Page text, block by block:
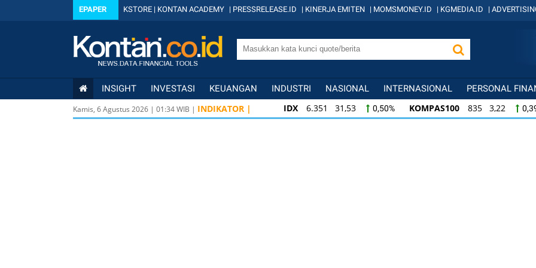
EPAPER KSTORE | KONTAN ACADEMY | PRESSRELEASE.ID | KINERJA EMITEN | MOMSMONEY.ID | KGMEDIA.ID |
INSIGHT INVESTASI KEUANGAN INDUSTRI NASIONAL INTERNASIONAL PERSONAL
Kamis, 6 Agustus 2026 | 01:34WIB | INDIKATOR | IDX 6.351 31,53 0,50% KOMPAS100 835 3,22
IDX
6.351 31,53 0,50% KOMPAS100 835 3,22